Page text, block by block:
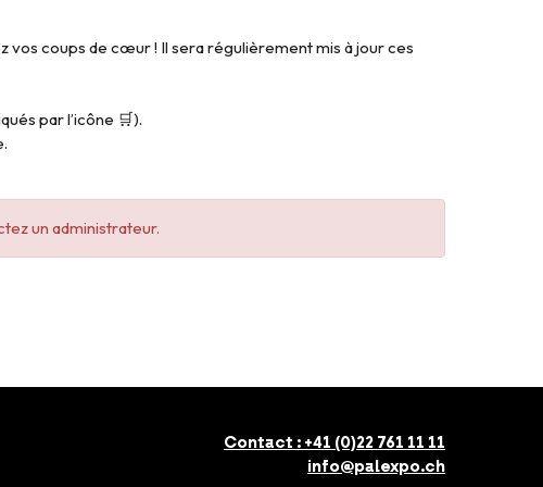
coups de cœur ! Il sera régulièrement mis à jour ces
par l’icône 🛒).
un administrateur.
Contact : +41 (0)22 761 11 11
info@palexpo.ch